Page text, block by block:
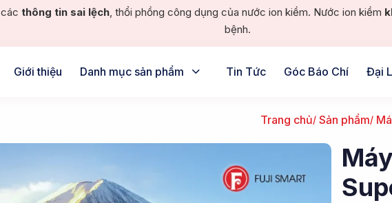
các thông tin sai lệch, thổi phồng công dụng của nước ion kiềm. Nước ion kiềm
bệnh.
Giới thiệu Danh mục sản phẩm Tin Tức Góc Báo Chí Đại
Trang chủ Sản phẩm